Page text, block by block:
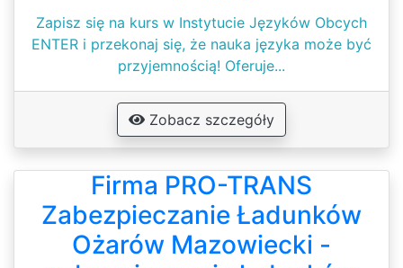
Zapisz się na kurs w Instytucie Języków Obcych
ENTER i przekonaj się, że nauka języka może być
przyjemnością! Oferuje...
Zobacz szczegóły
Firma PRO-TRANS
Zabezpieczanie Ładunków
Ożarów Mazowiecki -